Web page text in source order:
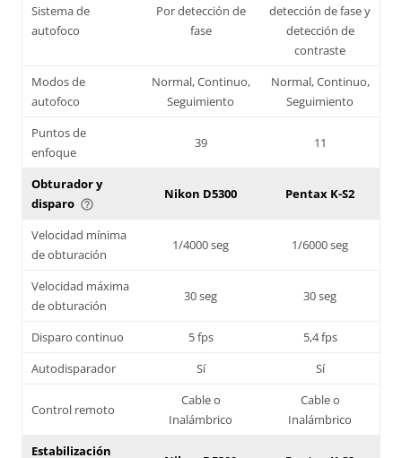
Sistema de
autofoco
Por detección de
fase
detección de fase y
detección de
contraste
Modos de
autofoco
Normal, Continuo,
Seguimiento
Normal, Continuo,
Seguimiento
Puntos de
enfoque
39 11
Obturador y
disparo help_outline
Nikon D5300 Pentax K-S2
Velocidad mínima
de obturación
1/4000 seg 1/6000 seg
Velocidad máxima
de obturación
30 seg 30 seg
Disparo continuo 5 fps
5,4 fps
Autodisparador
Sí Sí
Control remoto
Cable o
Inalámbrico
Cable o
Inalámbrico
Estabilización